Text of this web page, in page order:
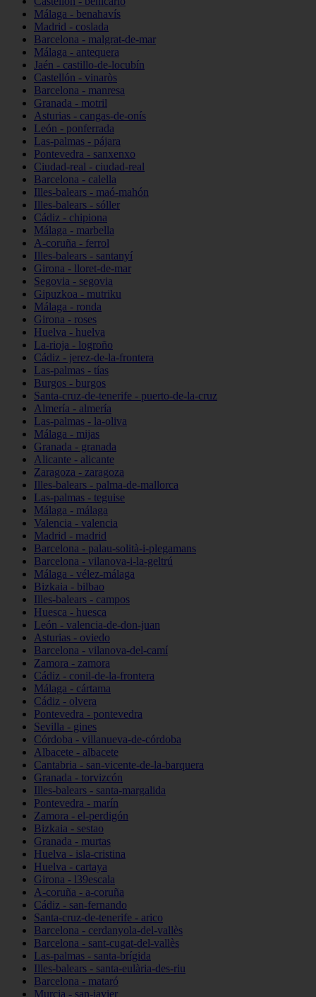
Málaga - benahavís
Madrid - coslada
Barcelona - malgrat-de-mar
Málaga - antequera
Jaén - castillo-de-locubín
Castellón - vinaròs
Barcelona - manresa
Granada - motril
Asturias - cangas-de-onís
León - ponferrada
Las-palmas - pájara
Pontevedra - sanxenxo
Ciudad-real - ciudad-real
Barcelona - calella
Illes-balears - maó-mahón
Illes-balears - sóller
Cádiz - chipiona
Málaga - marbella
A-coruña - ferrol
Illes-balears - santanyí
Girona - lloret-de-mar
Segovia - segovia
Gipuzkoa - mutriku
Málaga - ronda
Girona - roses
Huelva - huelva
La-rioja - logroño
Cádiz - jerez-de-la-frontera
Las-palmas - tías
Burgos - burgos
Santa-cruz-de-tenerife - puerto-de-la-cruz
Almería - almería
Las-palmas - la-oliva
Málaga - mijas
Granada - granada
Alicante - alicante
Zaragoza - zaragoza
Illes-balears - palma-de-mallorca
Las-palmas - teguise
Málaga - málaga
Valencia - valencia
Madrid - madrid
Barcelona - palau-solità-i-plegamans
Barcelona - vilanova-i-la-geltrú
Málaga - vélez-málaga
Bizkaia - bilbao
Illes-balears - campos
Huesca - huesca
León - valencia-de-don-juan
Asturias - oviedo
Barcelona - vilanova-del-camí
Zamora - zamora
Cádiz - conil-de-la-frontera
Málaga - cártama
Cádiz - olvera
Pontevedra - pontevedra
Sevilla - gines
Córdoba - villanueva-de-córdoba
Albacete - albacete
Cantabria - san-vicente-de-la-barquera
Granada - torvizcón
Illes-balears - santa-margalida
Pontevedra - marín
Zamora - el-perdigón
Bizkaia - sestao
Granada - murtas
Huelva - isla-cristina
Huelva - cartaya
Girona - l39escala
A-coruña - a-coruña
Cádiz - san-fernando
Santa-cruz-de-tenerife - arico
Barcelona - cerdanyola-del-vallès
Barcelona - sant-cugat-del-vallès
Las-palmas - santa-brígida
Illes-balears - santa-eulària-des-riu
Barcelona - mataró
Murcia - san-javier